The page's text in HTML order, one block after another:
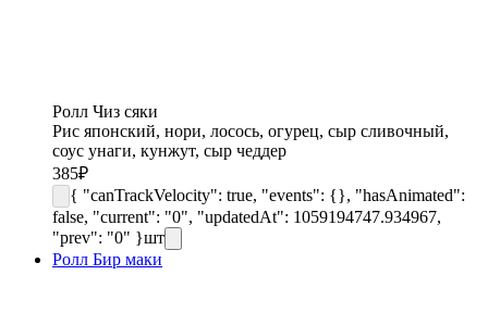
Ролл Чиз сяки
Рис японский, нори, лосось, огурец, сыр сливочный,
соус унаги, кунжут, сыр чеддер
385₽
{ "canTrackVelocity": true, "events": {}, "hasAnimated":
false, "current": "0", "updatedAt": 1059194747.934967,
"prev": "0" }шт
Ролл Бир маки